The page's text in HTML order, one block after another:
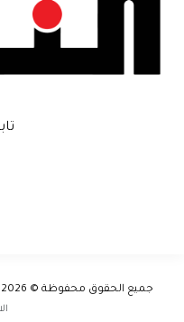
جميع الحقوق محفوظة © 2026